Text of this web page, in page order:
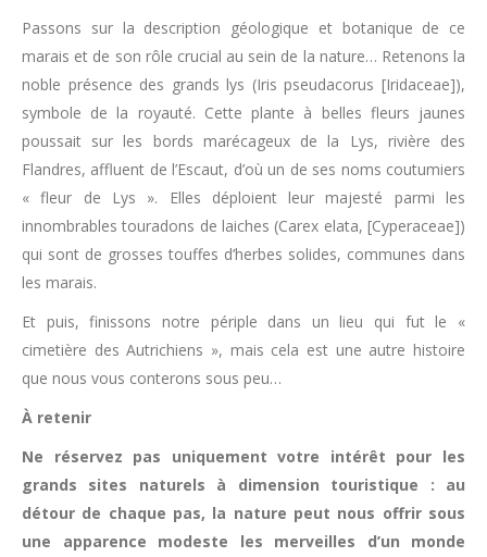
Passons sur la description géologique et botanique de ce
marais et de son rôle crucial au sein de la nature… Retenons la
noble présence des grands lys (Iris pseudacorus [Iridaceae]),
symbole de la royauté. Cette plante à belles fleurs jaunes
poussait sur les bords marécageux de la Lys, rivière des
Flandres, affluent de l’Escaut, d’où un de ses noms coutumiers
« fleur de Lys ». Elles déploient leur majesté parmi les
innombrables touradons de laiches (Carex elata, [Cyperaceae])
qui sont de grosses touffes d’herbes solides, communes dans
les marais.
Et puis, finissons notre périple dans un lieu qui fut le «
cimetière des Autrichiens », mais cela est une autre histoire
que nous vous conterons sous peu…
À retenir
Ne réservez pas uniquement votre intérêt pour les
grands sites naturels à dimension touristique : au
détour de chaque pas, la nature peut nous offrir sous
une apparence modeste les merveilles d’un monde